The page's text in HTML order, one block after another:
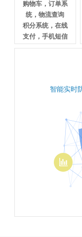
购物车，订单系
统，物流查询
积分系统，在线
支付，手机短信
智能实时